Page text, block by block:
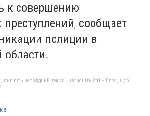
к совершению
сообщает
полиции в
области.
необхідний текст і натисніть Ctrl + Enter, щоб